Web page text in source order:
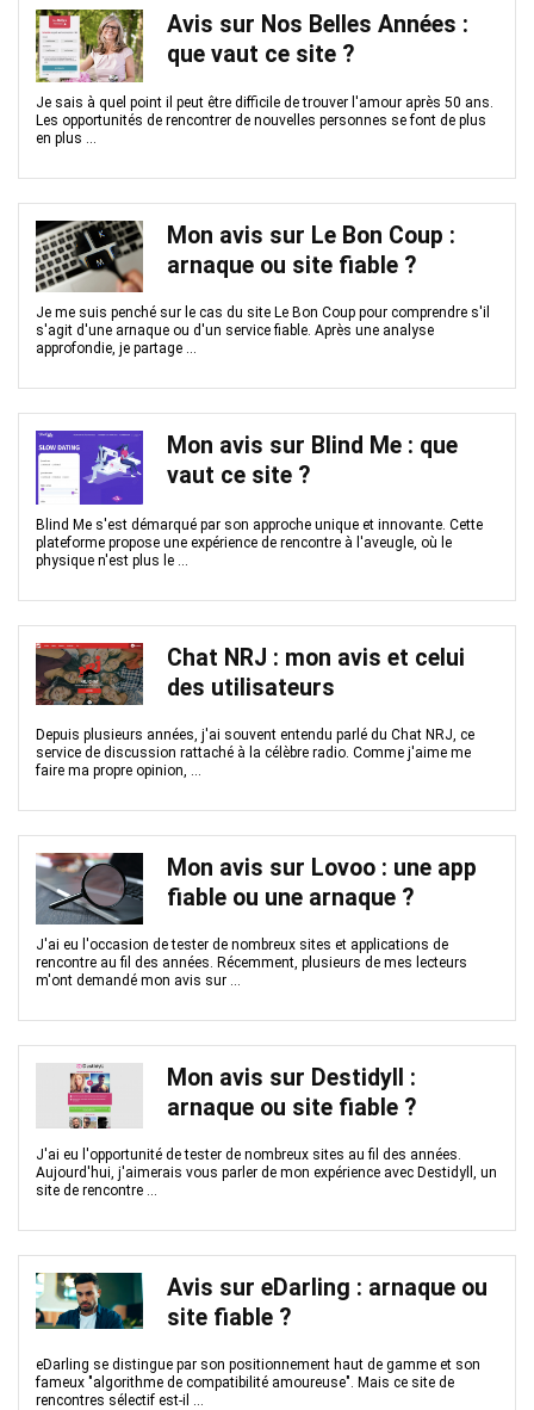
Avis sur Nos Belles Années :
que vaut ce site ?
Je sais à quel point il peut être difficile de trouver l'amour après 50 ans.
Les opportunités de rencontrer de nouvelles personnes se font de plus
en plus ...
Mon avis sur Le Bon Coup :
arnaque ou site fiable ?
Je me suis penché sur le cas du site Le Bon Coup pour comprendre s'il
s'agit d'une arnaque ou d'un service fiable. Après une analyse
approfondie, je partage ...
Mon avis sur Blind Me : que
vaut ce site ?
Blind Me s'est démarqué par son approche unique et innovante. Cette
plateforme propose une expérience de rencontre à l'aveugle, où le
physique n'est plus le ...
Chat NRJ : mon avis et celui
des utilisateurs
Depuis plusieurs années, j'ai souvent entendu parlé du Chat NRJ, ce
service de discussion rattaché à la célèbre radio. Comme j'aime me
faire ma propre opinion, ...
Mon avis sur Lovoo : une app
fiable ou une arnaque ?
J'ai eu l'occasion de tester de nombreux sites et applications de
rencontre au fil des années. Récemment, plusieurs de mes lecteurs
m'ont demandé mon avis sur ...
Mon avis sur Destidyll :
arnaque ou site fiable ?
J'ai eu l'opportunité de tester de nombreux sites au fil des années.
Aujourd'hui, j'aimerais vous parler de mon expérience avec Destidyll, un
site de rencontre ...
Avis sur eDarling : arnaque ou
site fiable ?
eDarling se distingue par son positionnement haut de gamme et son
fameux "algorithme de compatibilité amoureuse". Mais ce site de
rencontres sélectif est-il ...